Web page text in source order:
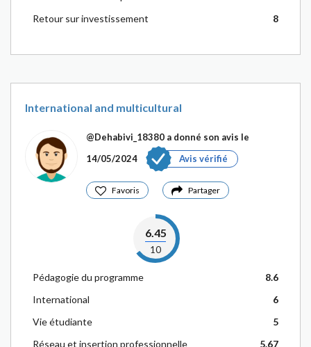
Retour sur investissement
8
International and multicultural
@Dehabivi_18380 a donné son avis le
14/05/2024
Avis vérifié
Favoris Partager
6.45
10
Pédagogie du programme
8.6
International
6
Vie étudiante
5
Réseau et insertion professionnelle
5.67